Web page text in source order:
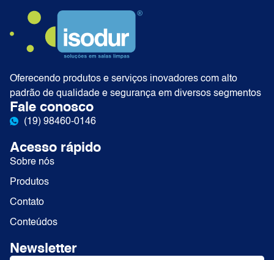
Oferecendo produtos e serviços inovadores com alto
padrão de qualidade e segurança em diversos segmentos
Fale conosco
(19) 98460-0146
Acesso rápido
Sobre nós
Produtos
Contato
Conteúdos
Newsletter